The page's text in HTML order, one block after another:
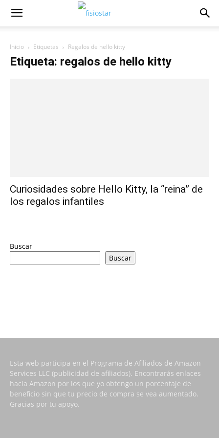
Inicio Etiquetas Regalos de hello kitty
Etiqueta: regalos de hello kitty
Curiosidades sobre Hello Kitty, la “reina” de
los regalos infantiles
Buscar
Buscar
Esta web participa en el Programa de Afiliados de Amazon
Services LLC (publicidad de afiliados). Encontrarás enlaces
hacia Amazon por los que yo obtengo un porcentaje de
beneficio sin que tu precio de compra se vea aumentado.
Gracias por tu apoyo.